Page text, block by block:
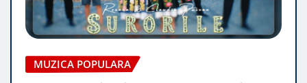
MUZICA POPULARA